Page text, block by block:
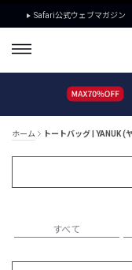
Safari公式ウェブマガジン
ホーム トートバッグ | YANUK (
すべて